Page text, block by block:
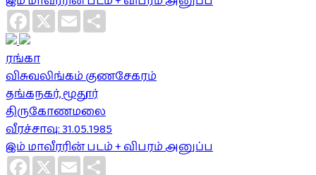
Facebook
X Email
ரங்கா
விசுவலிங்கம் குணசேகரம்
தங்கநகர், மூதூர்
திருகோணமலை
வீரச்சாவு: 31.05.1985
இம் மாவீரரின் படம் + விபரம் அனுப்ப
Facebook
X Email